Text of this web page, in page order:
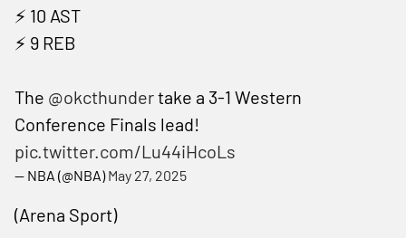
⚡️ 10 AST
⚡️ 9 REB
The @okcthundertake a 3-1 Western
Conference Finals lead!
pic.twitter.com/Lu44iHcoLs
— NBA (@NBA)May 27, 2025
(Arena Sport)